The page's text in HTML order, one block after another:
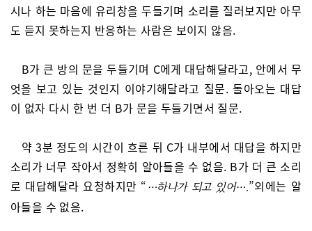
시나 하는 마음에 유리창을 두들기며 소리를 질러보지만 아무
도 듣지 못하는지 반응하는 사람은 보이지 않음.
B가 큰 방의 문을 두들기며 C에게 대답해달라고, 안에서 무
엇을 보고 있는 것인지 이야기해달라고 질문. 돌아오는 대답
이 없자 다시 한 번 더 B가 문을 두들기면서 질문.
약 3분 정도의 시간이 흐른 뒤 C가 내부에서 대답을 하지만
소리가 너무 작아서 정확히 알아들을 수 없음. B가 더 큰 소리
로 대답해달라 요청하지만 “…하나가 되고 있어….”외에는 알
아들을 수 없음.